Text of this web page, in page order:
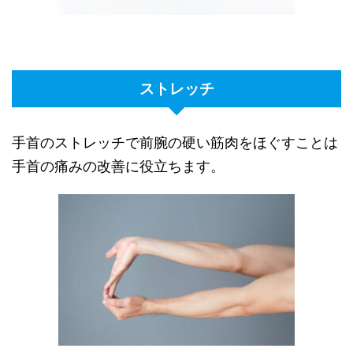
ストレッチ
手首のストレッチで前腕の硬い筋肉をほぐすことは
手首の痛みの改善に役立ちます。